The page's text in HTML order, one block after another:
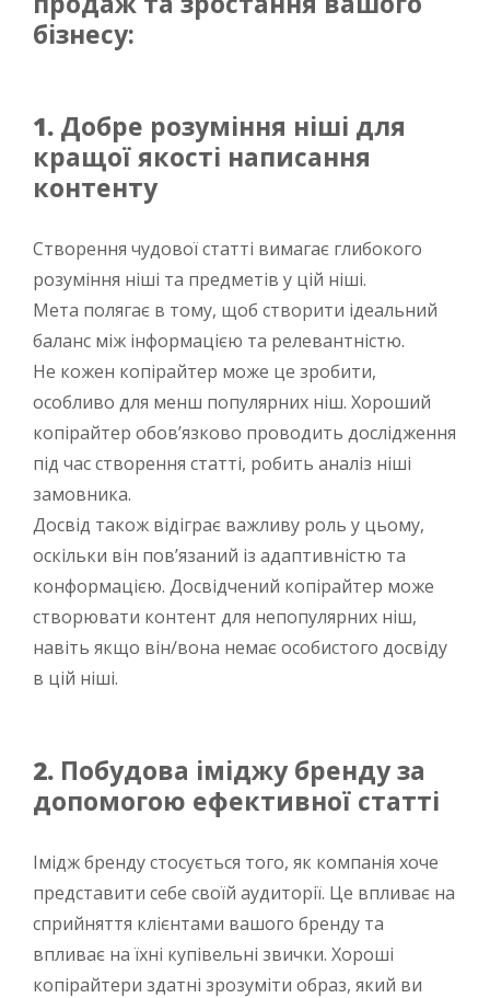
бізнесу:
1. Добре розуміння ніші для
кращої якості написання
контенту
Створення чудової статті вимагає глибокого
розуміння ніші та предметів у цій ніші.
Мета полягає в тому, щоб створити ідеальний
баланс між інформацією та релевантністю.
Не кожен копірайтер може це зробити,
особливо для менш популярних ніш. Хороший
копірайтер обов’язково проводить дослідження
під час створення статті, робить аналіз ніші
замовника.
Досвід також відіграє важливу роль у цьому,
оскільки він пов’язаний із адаптивністю та
конформацією. Досвідчений копірайтер може
створювати контент для непопулярних ніш,
навіть якщо він/вона немає особистого досвіду
в цій ніші.
2. Побудова іміджу бренду за
допомогою ефективної статті
Імідж бренду стосується того, як компанія хоче
представити себе своїй аудиторії. Це впливає на
сприйняття клієнтами вашого бренду та
впливає на їхні купівельні звички. Хороші
копірайтери здатні зрозуміти образ, який ви